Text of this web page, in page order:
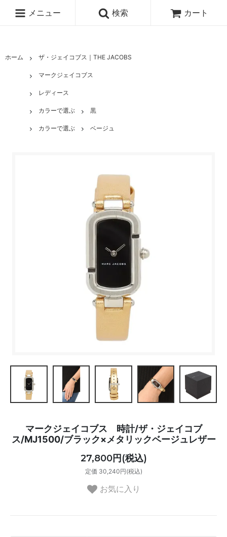
メニュー 検索 カート
ホーム ザ・ジェイコブス｜THE JACOBS
マークジェイコブス
レディース
カラーで選ぶ 黒
カラーで選ぶ ベージュ
マークジェイコブス 時計/ザ・ジェイコブ
ス/MJ1500/ブラック×メタリックベージュレザー
27,800円(税込)
定価 30,240円(税込)
お気に入り